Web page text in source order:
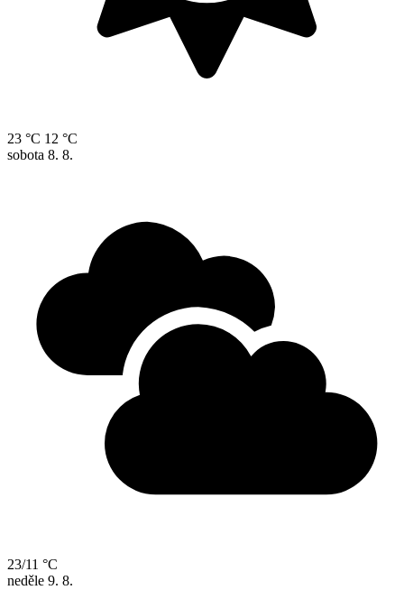
23 °C 12 °C
sobota 8. 8.
23/11 °C
neděle 9. 8.